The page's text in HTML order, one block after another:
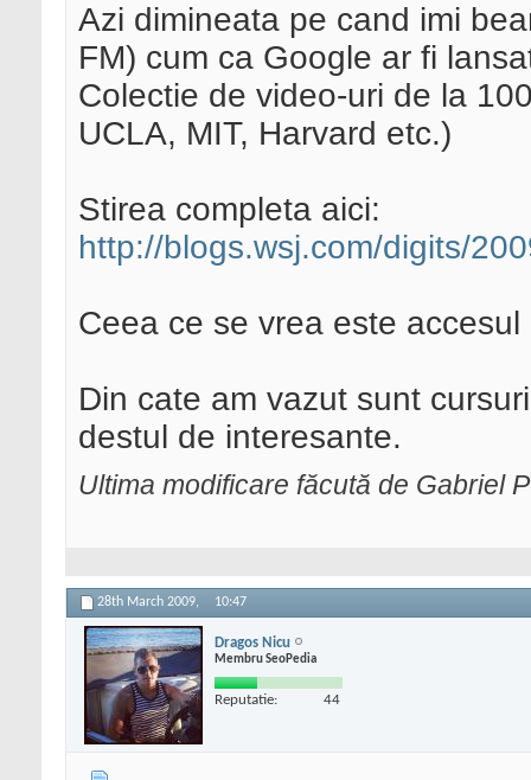
Azi dimineata pe cand imi
FM) cum ca Google ar fi
Colectie de video-uri de la
UCLA, MIT, Harvard etc.)
Stirea completa aici:
http://blogs.wsj.com/digits/
Ceea ce se vrea este
Din cate am vazut sunt
destul de interesante.
Ultima modificare făcută de Gabriel
28th March 2009, 10:47
Dragos Nicu
Membru SeoPedia
Reputatie: 44